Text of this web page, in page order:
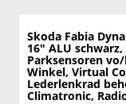
Skoda Fabia
16" ALU
Parksensoren
Winkel, Virtual
Lederlenkrad
Climatronic,